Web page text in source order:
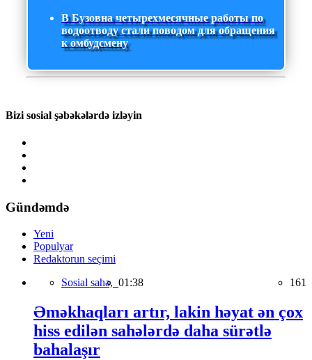
В Бузовна четырехмесячные работы по
водоотводу стали поводом для обращения
к омбудсмену
Bizi sosial şəbəkələrdə izləyin
Gündəmdə
Yeni
Populyar
Redaktorun seçimi
Sosial sahə, 01:38 161
Əməkhaqları artır, lakin həyat ən çox
hiss edilən sahələrdə daha sürətlə
bahalaşır